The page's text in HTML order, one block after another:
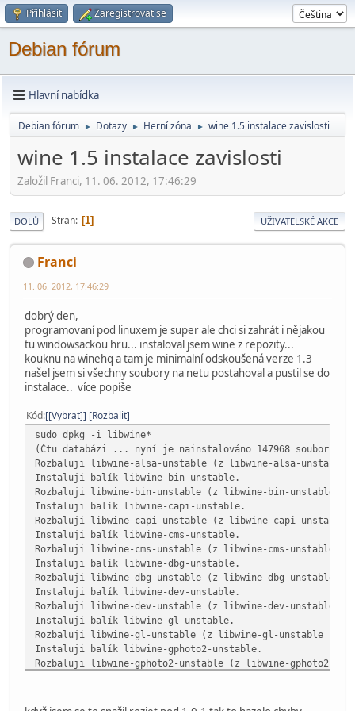
Přihlásit Zaregistrovat se
Debian fórum
Hlavní nabídka
Debian fórum ► Dotazy ► Herní­ zóna ► wine 1.5 instalace zavislosti
wine 1.5 instalace zavislosti
Založil Franci, 11. 06. 2012, 17:46:29
DOLŮ Stran 1 UŽIVATELSKÉ AKCE
Franci
11. 06. 2012, 17:46:29
dobrý den,
programovaní pod linuxem je super ale chci si zahrát i nějakou
tu windowsackou hru... instaloval jsem wine z repozity...
kouknu na winehq a tam je minimalní odskoušená verze 1.3
našel jsem si všechny soubory na netu postahoval a pustil se do
instalace.. více popíše
Kód [Vybrat] Rozbalit
sudo dpkg -i libwine*
(Čtu databázi ... nyní je nainstalováno 147968 souborů a
Rozbaluji libwine-alsa-unstable (z libwine-alsa-
Instaluji balík libwine-bin-unstable.
Rozbaluji libwine-bin-unstable (z libwine-bin-
Instaluji balík libwine-capi-unstable.
Rozbaluji libwine-capi-unstable (z libwine-capi-
Instaluji balík libwine-cms-unstable.
Rozbaluji libwine-cms-unstable (z libwine-cms-
Instaluji balík libwine-dbg-unstable.
Rozbaluji libwine-dbg-unstable (z libwine-dbg-
Instaluji balík libwine-dev-unstable.
Rozbaluji libwine-dev-unstable (z libwine-dev-
Instaluji balík libwine-gl-unstable.
Rozbaluji libwine-gl-unstable (z libwine-gl-
Instaluji balík libwine-gphoto2-unstable.
Rozbaluji libwine-gphoto2-unstable (z libwine-gphoto2-
Instaluji balík libwine-openal-unstable.